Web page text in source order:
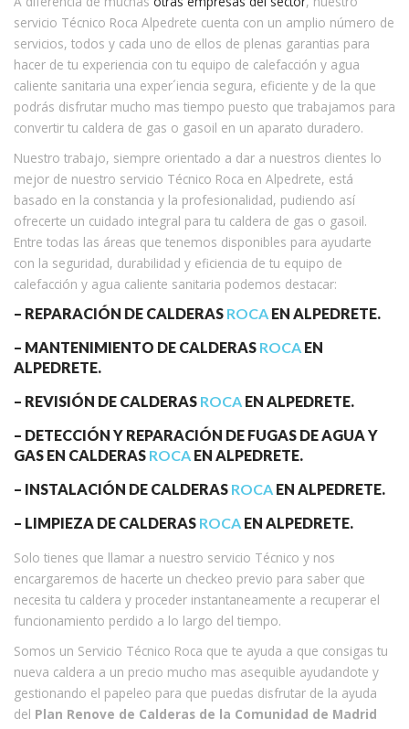
servicio Técnico Roca Alpedrete cuenta con un amplio número de
servicios, todos y cada uno de ellos de plenas garantias para
hacer de tu experiencia con tu equipo de calefacción y agua
caliente sanitaria una exper´iencia segura, eficiente y de la que
podrás disfrutar mucho mas tiempo puesto que trabajamos para
convertir tu caldera de gas o gasoil en un aparato duradero.
Nuestro trabajo, siempre orientado a dar a nuestros clientes lo
mejor de nuestro servicio Técnico Roca en Alpedrete, está
basado en la constancia y la profesionalidad, pudiendo así
ofrecerte un cuidado integral para tu caldera de gas o gasoil.
Entre todas las áreas que tenemos disponibles para ayudarte
con la seguridad, durabilidad y eficiencia de tu equipo de
calefacción y agua caliente sanitaria podemos destacar:
– REPARACIÓN DE CALDERAS ROCA EN ALPEDRETE.
– MANTENIMIENTO DE CALDERAS ROCA EN
ALPEDRETE.
– REVISIÓN DE CALDERAS ROCA EN ALPEDRETE.
– DETECCIÓN Y REPARACIÓN DE FUGAS DE AGUA Y
GAS EN CALDERAS ROCA EN ALPEDRETE.
– INSTALACIÓN DE CALDERAS ROCA EN ALPEDRETE.
– LIMPIEZA DE CALDERAS ROCA EN ALPEDRETE.
Solo tienes que llamar a nuestro servicio Técnico y nos
encargaremos de hacerte un checkeo previo para saber que
necesita tu caldera y proceder instantaneamente a recuperar el
funcionamiento perdido a lo largo del tiempo.
Somos un Servicio Técnico Roca que te ayuda a que consigas tu
nueva caldera a un precio mucho mas asequible ayudandote y
gestionando el papeleo para que puedas disfrutar de la ayuda
del Plan Renove de Calderas de la Comunidad de Madrid